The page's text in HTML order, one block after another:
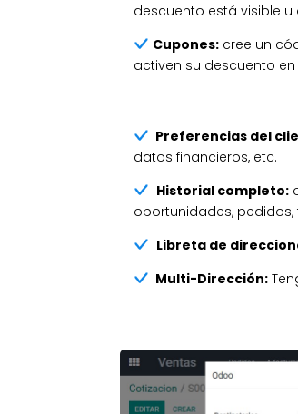
descuento está visible u
Cupones: cree un
activen su descuento
Preferencias del
datos financieros, etc.
Historial completo:
oportunidades,
Libreta de
Multi-Dirección: